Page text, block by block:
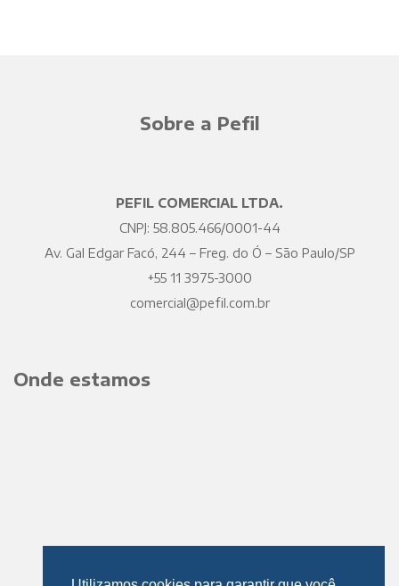
Sobre a Pefil
PEFIL COMERCIAL LTDA.
CNPJ: 58.805.466/0001-44
Av. Gal Edgar Facó, 244 – Freg. do Ó – São Paulo/SP
+55 11 3975-3000
comercial@pefil.com.br
Onde estamos